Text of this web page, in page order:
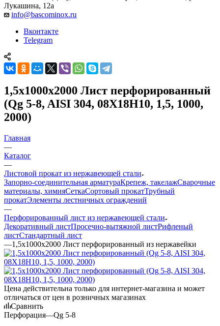
Лукашина, 12а
info@bascominox.ru
Вконтакте
Telegram
1,5х1000х2000 Лист перфорированный
(Qg 5-8, AISI 304, 08Х18Н10, 1,5, 1000,
2000)
Главная
—
Каталог
—
Листовой прокат из нержавеющей стали
Запорно-соединительная арматураКрепеж, такелажСварочные
материалы, химияСеткаСортовый прокатТрубный
прокатЭлементы лестничных ограждений
—
Перфорированный лист из нержавеющей стали
Декоративный листПросечно-вытяжной листРифленый
листСтандартный лист
—1,5х1000х2000 Лист перфорированный из нержавейки
Цена действительна только для интернет-магазина и может
отличаться от цен в розничных магазинах
Сравнить
Перфорация—Qg 5-8